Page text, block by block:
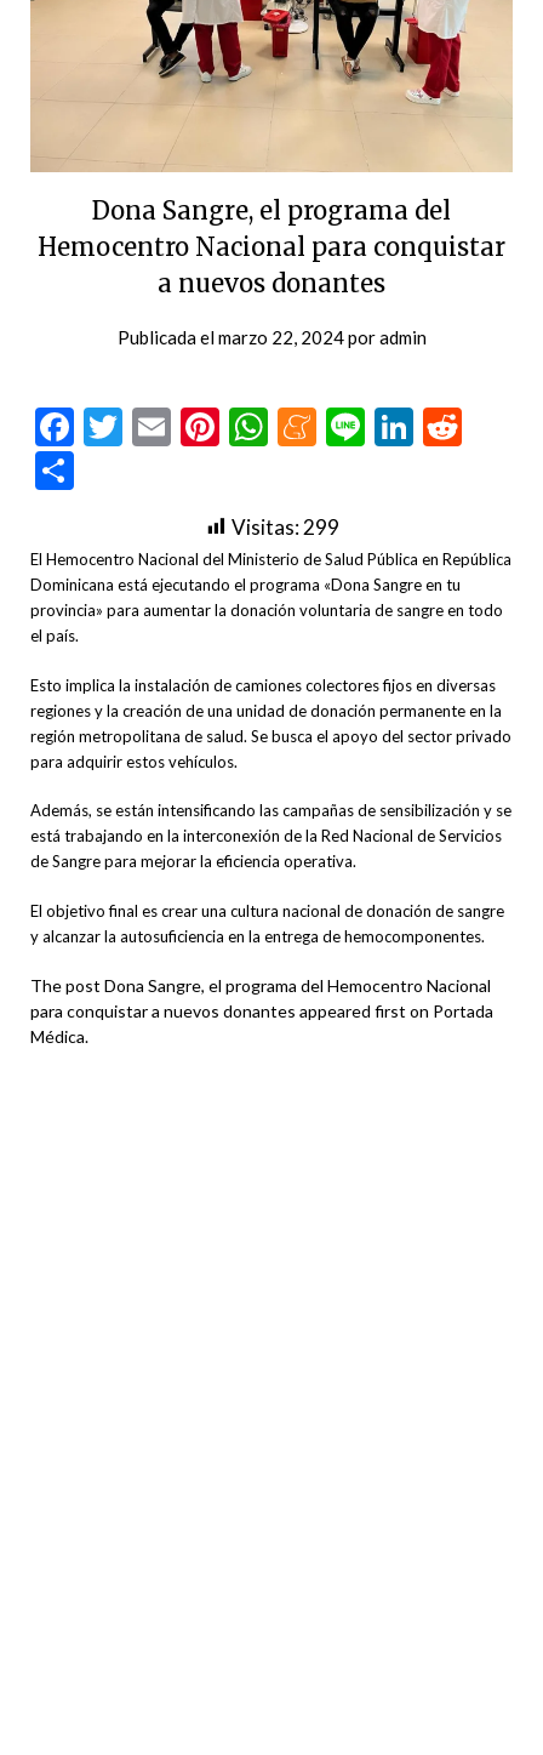
Dona Sangre, el programa del
Hemocentro Nacional para conquistar
a nuevos donantes
Publicada elmarzo 22, 2024poradmin
Facebook
Twitter
EmailPinterest
WhatsApp
Meneame
Line
Visitas:299
El Hemocentro Nacional del Ministerio de Salud Pública en República
Dominicana está ejecutando el programa «Dona Sangre en tu
provincia» para aumentar la donación voluntaria de sangre en todo
el país.
Esto implica la instalación de camiones colectores fijos en diversas
regiones y la creación de una unidad de donación permanente en la
región metropolitana de salud. Se busca el apoyo del sector privado
para adquirir estos vehículos.
Además, se están intensificando las campañas de sensibilización y se
está trabajando en la interconexión de la Red Nacional de Servicios
de Sangre para mejorar la eficiencia operativa.
El objetivo final es crear una cultura nacional de donación de sangre
y alcanzar la autosuficiencia en la entrega de hemocomponentes.
The post Dona Sangre, el programa del Hemocentro Nacional
para conquistar a nuevos donantes appeared first on Portada
Médica.